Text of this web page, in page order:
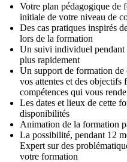
Votre plan pédagogique de
initiale de votre niveau de
Des cas pratiques inspirés
lors de la formation
Un suivi individuel pendant
plus rapidement
Un support de formation de
vos attentes et des objectifs
compétences qui vous
Les dates et lieux de cette
disponibilités
Animation de la formation
La possibilité, pendant 12
Expert sur des
votre formation